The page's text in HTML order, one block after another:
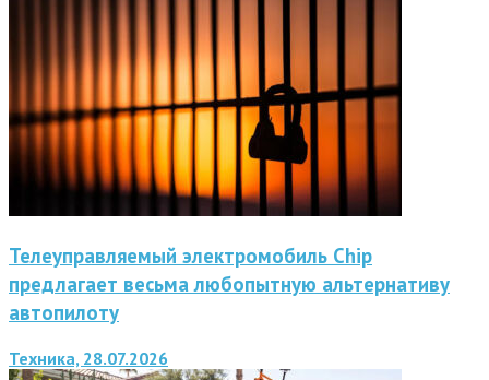
Телеуправляемый электромобиль Chip
предлагает весьма любопытную альтернативу
автопилоту
Техника, 28.07.2026